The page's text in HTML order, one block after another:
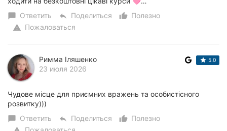
chat_bubble Ответить reply Поделиться thumb_up_alt
Полезно
warning Пожаловаться
Римма Іляшенко
23 июля 2026
5.0
Чудове місце для приємних вражень та особистісного
розвитку)))
chat_bubble Ответить reply Поделиться thumb_up_alt
Полезно